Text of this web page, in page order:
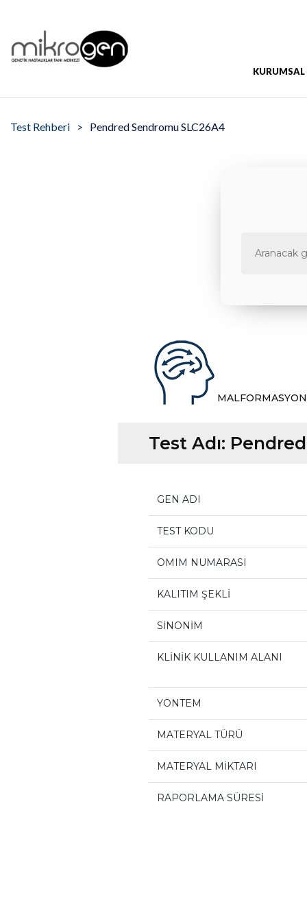
KURUMSAL
Test Rehberi Pendred Sendromu SLC26A4
Test Adı:
GEN ADI
TEST KODU
OMIM NUMARASI
KALITIM ŞEKLİ
SİNONİM
KLİNİK KULLANIM ALANI
YÖNTEM
MATERYAL TÜRÜ
MATERYAL MİKTARI
RAPORLAMA SÜRESİ